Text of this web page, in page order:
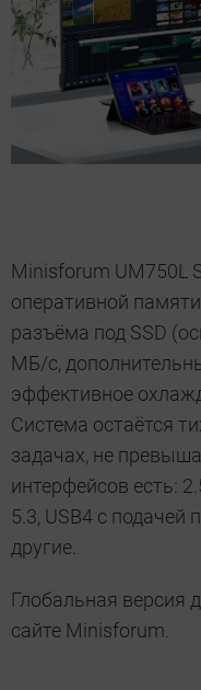
Minisforum UM750L
оперативной
разъёма под SSD
МБ/с,
эффективное
Система остаётся
задачах, не
интерфейсов есть:
5.3, USB4 с подачей
другие.
Глобальная версия
сайте Minisforum.